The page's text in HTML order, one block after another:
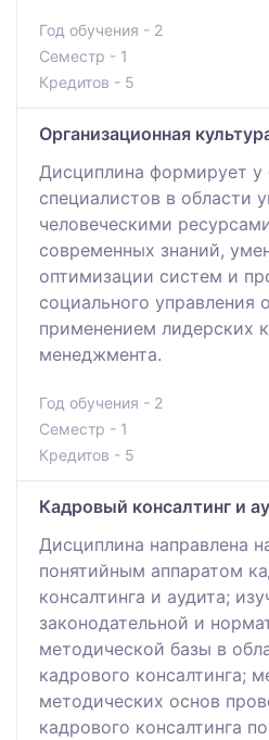
Год обучения - 2
Семестр - 1
Кредитов - 5
Организационная
Дисциплина формирует у
специалистов в области
человеческими
современных знаний,
оптимизации систем и
социального управления
применением лидерских
менеджмента.
Год обучения - 2
Семестр - 1
Кредитов - 5
Кадровый консалтинг и
Дисциплина направлена
понятийным аппаратом
консалтинга и аудита;
законодательной и
методической базы в
кадрового консалтинга;
методических основ
кадрового консалтинга